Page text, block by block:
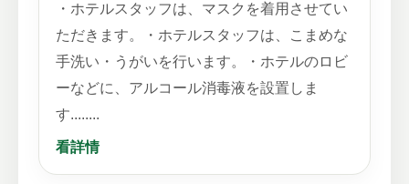
・ホテルスタッフは、マスクを着用させてい
ただきます。・ホテルスタッフは、こまめな
手洗い・うがいを行います。・ホテルのロビ
ーなどに、アルコール消毒液を設置しま
す........
看詳情